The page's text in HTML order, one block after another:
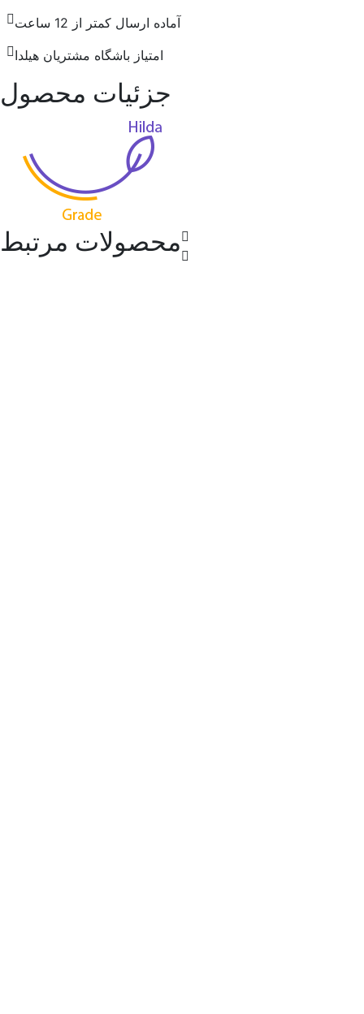
آماده ارسال کمتر از 12 ساعت
امتیاز باشگاه مشتریان هیلدا
جزئیات محصول
محصولات مرتبط